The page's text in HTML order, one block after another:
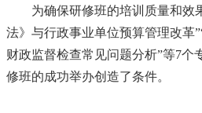
为确保研修班的培训质量和效
法》与行政事业单位预算管理改革
财政监督检查常见问题分析”等7个
修班的成功举办创造了条件。